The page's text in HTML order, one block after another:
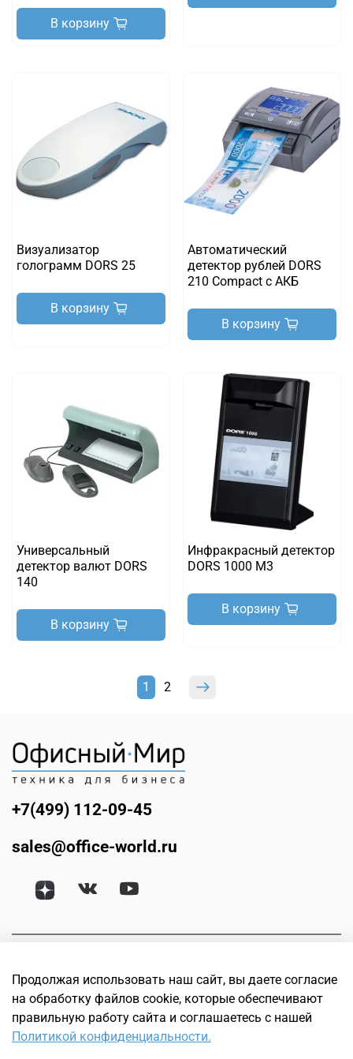
В корзину
Визуализатор
голограмм DORS 25
В корзину
Автоматический
детектор рублей DORS
210 Compact с АКБ
В корзину
Универсальный
детектор валют DORS
140
В корзину
Инфракрасный детектор
DORS 1000 M3
В корзину
1 2
+7(499) 112-09-45
sales@office-world.ru
Продолжая использовать наш сайт, вы даете согласие
на обработку файлов cookie, которые обеспечивают
правильную работу сайта и соглашаетесь с нашей
Политикой конфиденциальности.